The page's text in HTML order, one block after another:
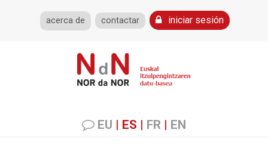
acerca de contactar iniciar sesión
EU | ES | FR | EN